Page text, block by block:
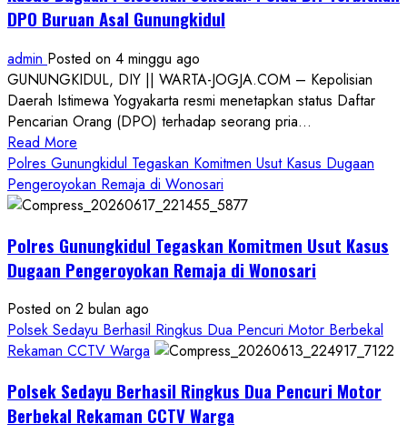
DPO Buruan Asal Gunungkidul
admin Posted on 4 minggu ago
GUNUNGKIDUL, DIY || WARTA-JOGJA.COM – Kepolisian
Daerah Istimewa Yogyakarta resmi menetapkan status Daftar
Pencarian Orang (DPO) terhadap seorang pria...
Read More
more
about
Kasus
Pelecehan
Seksual:
DIY
Terbitkan
DPO
Asal
Gunungkidul
Polres Gunungkidul Tegaskan Komitmen Usut Kasus Dugaan
Pengeroyokan Remaja di Wonosari
Polres Gunungkidul Tegaskan Komitmen Usut Kasus
Dugaan Pengeroyokan Remaja di Wonosari
Posted on 2 bulan ago
Polsek Sedayu Berhasil Ringkus Dua Pencuri Motor Berbekal
Rekaman CCTV Warga
Polsek Sedayu Berhasil Ringkus Dua Pencuri Motor
Berbekal Rekaman CCTV Warga